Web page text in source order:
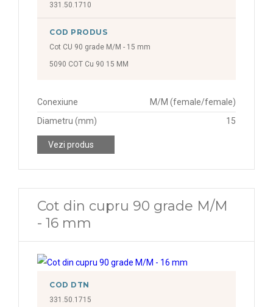
331.50.1710
COD PRODUS
Cot CU 90 grade M/M - 15 mm
5090 COT Cu 90 15 MM
Conexiune
M/M (female/female)
Diametru (mm)
15
Vezi produs
Cot din cupru 90 grade M/M
- 16 mm
COD DTN
331.50.1715